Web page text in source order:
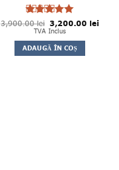
Evaluat la
din 5
3,900.00lei Prețul
inițial
fost:
3,900.00 lei.
3,200.00 leiPrețul
TVA Inclus
ADAUGĂ ÎN COȘ